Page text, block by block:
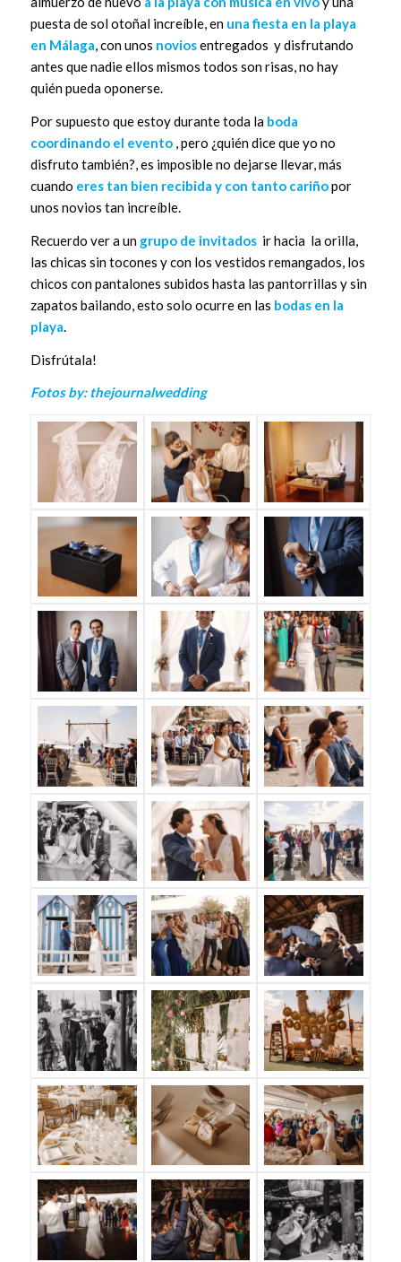
puesta de sol otoñal increíble, en una fiesta en la playa
en Málaga, con unos noviosentregados y disfrutando
antes que nadie ellos mismos todos son risas, no hay
quién pueda oponerse.
Por supuesto que estoy durante toda laboda
coordinando el evento, pero ¿quién dice que yo no
disfruto también?, es imposible no dejarse llevar, más
cuando eres tan bien recibida y con tanto cariñopor
unos novios tan increíble.
Recuerdo ver a un grupo de invitados ir hacia la orilla,
las chicas sin tocones y con los vestidos remangados, los
chicos con pantalones subidos hasta las pantorrillas y sin
zapatos bailando, esto solo ocurre en las bodas en la
playa.
Disfrútala!
Fotos by: thejournalwedding